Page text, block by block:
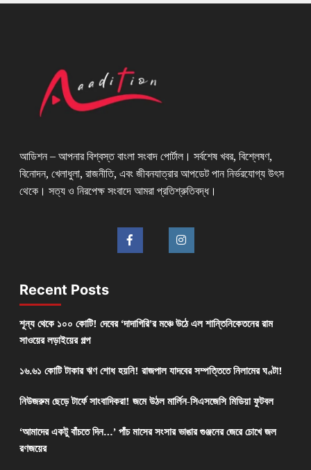
আডিশন – আপনার বিশ্বস্ত বাংলা সংবাদ পোর্টাল। সর্বশেষ খবর, বিশ্লেষণ,
বিনোদন, খেলাধুলা, রাজনীতি, এবং জীবনযাত্রার আপডেট পান নির্ভরযোগ্য উৎস
থেকে। সত্য ও নিরপেক্ষ সংবাদে আমরা প্রতিশ্রুতিবদ্ধ।
Recent Posts
শূন্য থেকে ১০০ কোটি! দেবের ‘দাদাগিরি’র মঞ্চে উঠে এল শান্তিনিকেতনের রাম
সাওয়ের লড়াইয়ের গল্প
১৬.৬১ কোটি টাকার ঋণ শোধ হয়নি! রাজপাল যাদবের সম্পত্তিতে নিলামের ঘণ্টা!
নিউজরুম ছেড়ে টার্ফে সাংবাদিকরা! জমে উঠল মার্লিন-সিএসজেসি মিডিয়া ফুটবল
‘আমাদের একটু বাঁচতে দিন…’ পাঁচ মাসের সংসার ভাঙার গুঞ্জনের জেরে চোখে জল
রণজয়ের